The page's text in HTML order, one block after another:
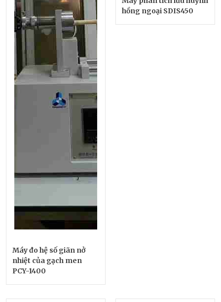
Máy đo hệ số giãn nở
nhiệt của gạch men
PCY-1400
hồng ngoại SDIS450